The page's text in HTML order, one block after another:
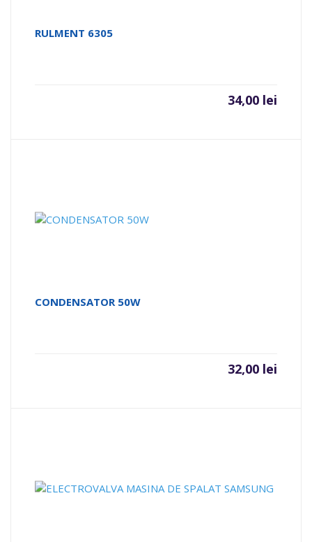
RULMENT 6305
34,00 lei
CONDENSATOR 50W
32,00 lei